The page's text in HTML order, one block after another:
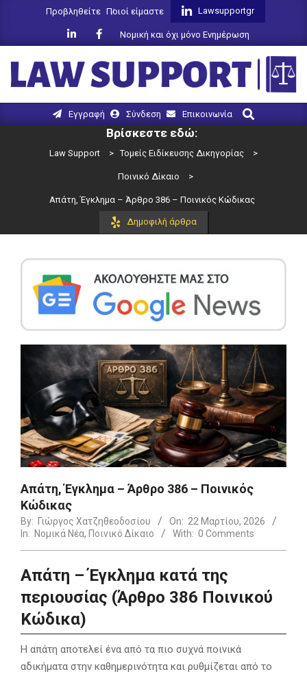
Προβληθείτε Ποιοί είμαστε Lawsupportgr
Νομική και όχι μόνο Ενημέρωση
LAW
SUPPORT
Navigation
Εγγραφή Σύνδεση Επικοινωνία
Search
Βρίσκεστε εδώ:
Law Support > Τομείς Ειδίκευσης Δικηγορίας >
Ποινικό Δίκαιο >
Απάτη, Έγκλημα – Άρθρο 386 – Ποινικός Κώδικας
Δημοφιλή άρθρα
Απάτη, Έγκλημα – Άρθρο 386 – Ποινικός
Κώδικας
By: Γιώργος Χατζηθεοδοσίου On: 22 Μαρτίου, 2026
In: Νομικά Νέα, Ποινικό Δίκαιο With: 0 Comments
Απάτη – Έγκλημα κατά της
περιουσίας (Άρθρο 386 Ποινικού
Κώδικα)
Η απάτη αποτελεί ένα από τα πιο συχνά ποινικά
αδικήματα στην καθημερινότητα και ρυθμίζεται από το